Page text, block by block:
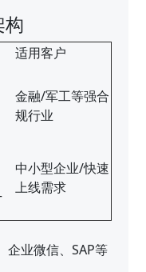
构
适用客户
金融/军工等强合
规行业
中小型企业/快速
上线需求
企业微信、SAP等